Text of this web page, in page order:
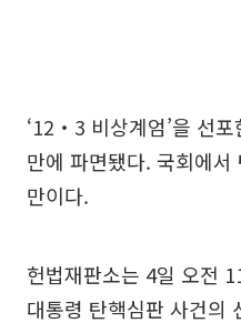
‘12‧3 비상계엄’을 선
만에 파면됐다. 국회에
만이다.
헌법재판소는 4일 오전
대통령 탄핵심판 사건의